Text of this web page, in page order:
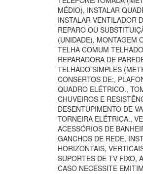
MÉDIO), INSTALAR
INSTALAR VENTILADOR
REPARO OU
(UNIDADE), MONTAGEM
TELHA COMUM
REPARADORA DE
TELHADO SIMPLES
CONSERTOS DE:,
QUADRO ELÉTRICO.,
CHUVEIROS E
DESENTUPIMENTO DE
TORNEIRA ELÉTRICA.,
ACESSÓRIOS DE
GANCHOS DE REDE,
HORIZONTAIS,
SUPORTES DE TV FIXO,
CASO NECESSITE